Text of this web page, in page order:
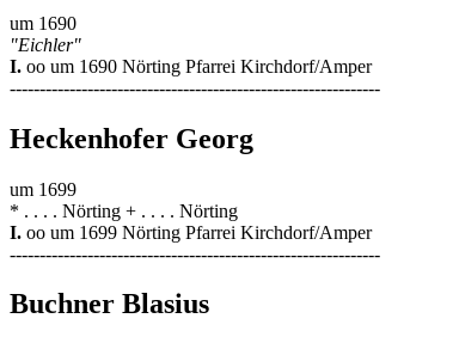
um 1690
"Eichler"
I. oo um 1690 Nörting Pfarrei Kirchdorf/Amper
--------------------------------------------------------------
Heckenhofer Georg
um 1699
* . . . . Nörting + . . . . Nörting
I. oo um 1699 Nörting Pfarrei Kirchdorf/Amper
--------------------------------------------------------------
Buchner Blasius